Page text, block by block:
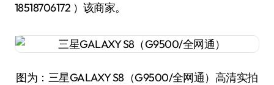
18518706172 ）该商家。
图为：三星GALAXY S8（G9500/全网通）高清实拍